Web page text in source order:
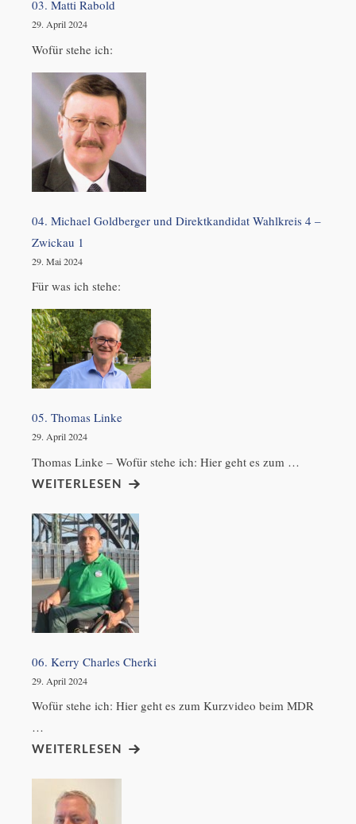
03. Matti Rabold
29. April 2024
Wofür stehe ich:
04. Michael Goldberger und Direktkandidat Wahlkreis 4 –
Zwickau 1
29. Mai 2024
Für was ich stehe:
05. Thomas Linke
29. April 2024
Thomas Linke – Wofür stehe ich: Hier geht es zum …
WEITERLESEN
06. Kerry Charles Cherki
29. April 2024
Wofür stehe ich: Hier geht es zum Kurzvideo beim MDR
…
WEITERLESEN